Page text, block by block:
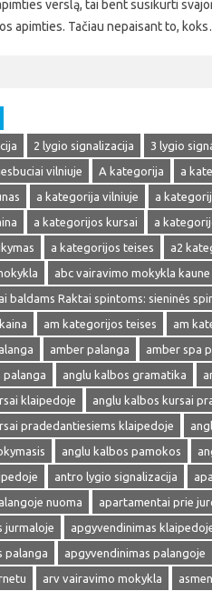
verslą, tai bent susikurti
apimties. Tačiau nepaisant to,
2 lygio signalizacija 3 lygio
vilniuje
A kategorija a
a kategorija vilniuje a
a kategorijos kursai a
a kategorijos teises a2
abc vairavimo mokykla kaune
baldams Raktai spintoms: sieninės
am kategorijos teises am
amber palanga amber spa
palanga
anglu kalbos gramatika
klaipedoje
anglu kalbos kursai
pradedantiesiems klaipedoje
anglu kalbos pamokos
antro lygio signalizacija
nuoma
apartamentai prie
jurmaloje
apgyvendinimas
palanga
apgyvendinimas palangoje
arv vairavimo mokykla